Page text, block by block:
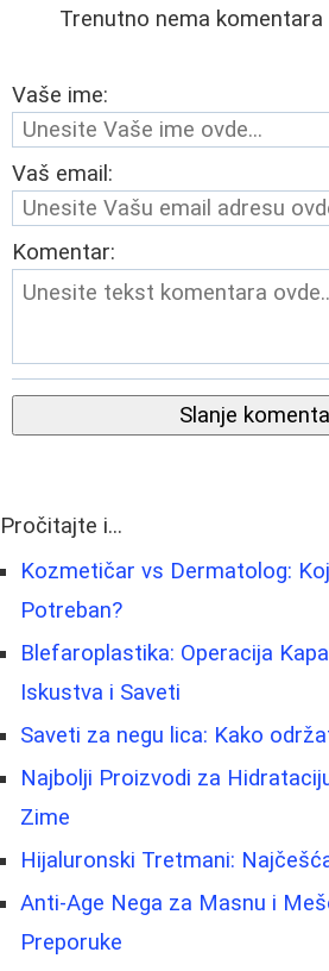
Trenutno nema komentara
Vaše ime:
Vaš email:
Komentar:
Slanje
Pročitajte i...
Kozmetičar vs Dermatolog:
Potreban?
Blefaroplastika: Operacija
Iskustva i Saveti
Saveti za negu lica: Kako
Najbolji Proizvodi za
Zime
Hijaluronski Tretmani:
Anti-Age Nega za Masnu i
Preporuke